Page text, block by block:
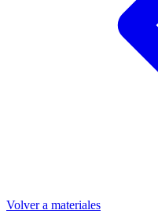
Volver a materiales